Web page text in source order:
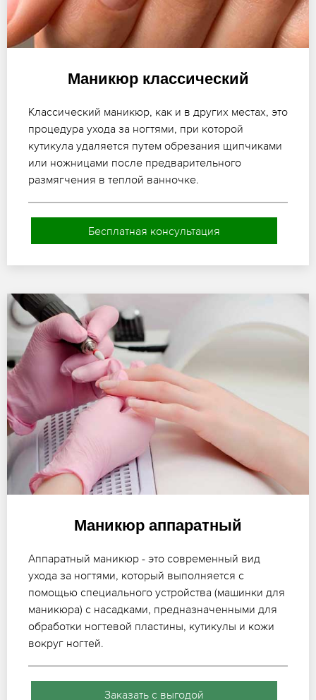
Маникюр классический
Классический маникюр, как и в других местах, это
процедура ухода за ногтями, при которой
кутикула удаляется путем обрезания щипчиками
или ножницами после предварительного
размягчения в теплой ванночке.
Бесплатная консультация
Маникюр аппаратный
Аппаратный маникюр - это современный вид
ухода за ногтями, который выполняется с
помощью специального устройства (машинки для
маникюра) с насадками, предназначенными для
обработки ногтевой пластины, кутикулы и кожи
вокруг ногтей.
Заказать с выгодой